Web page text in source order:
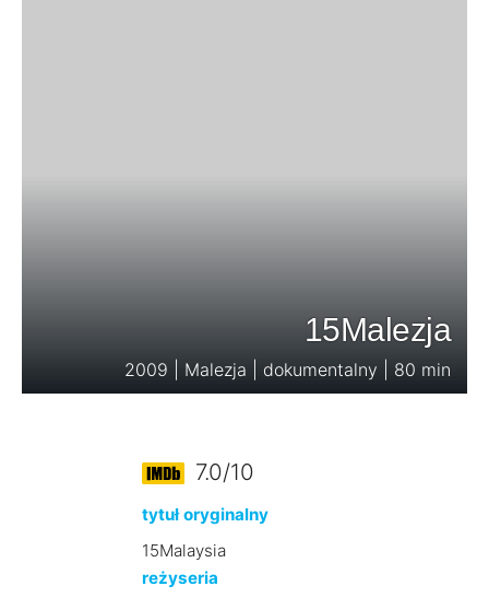
15Malezja
2009 | Malezja | dokumentalny | 80 min
7.0/10
tytuł oryginalny
15Malaysia
reżyseria